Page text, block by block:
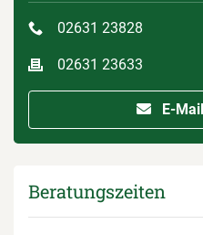
02631 23828
02631 23633
E-
Beratungszeiten